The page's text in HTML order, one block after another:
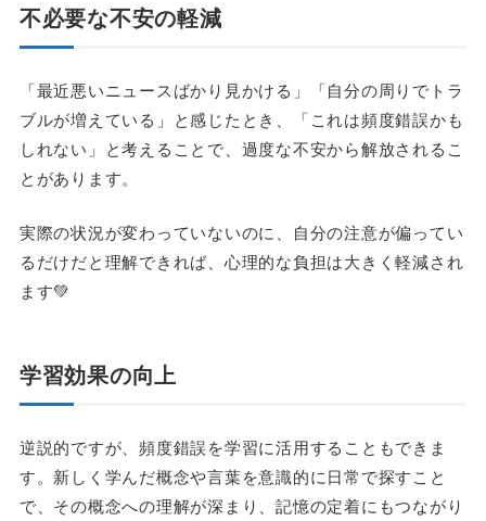
不必要な不安の軽減
「最近悪いニュースばかり見かける」「自分の周りでトラ
ブルが増えている」と感じたとき、「これは頻度錯誤かも
しれない」と考えることで、過度な不安から解放されるこ
とがあります。
実際の状況が変わっていないのに、自分の注意が偏ってい
るだけだと理解できれば、心理的な負担は大きく軽減され
ます💚
学習効果の向上
逆説的ですが、頻度錯誤を学習に活用することもできま
す。新しく学んだ概念や言葉を意識的に日常で探すこと
で、その概念への理解が深まり、記憶の定着にもつながり